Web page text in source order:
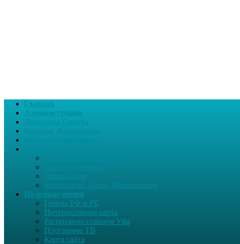
Главная
Администрация
Ковальский Антон Филиппович
Полезные опции
Гимны РФ и РБ
Интерактивная карта
Расписание станция Уфа
Программа ТВ
Карта сайта